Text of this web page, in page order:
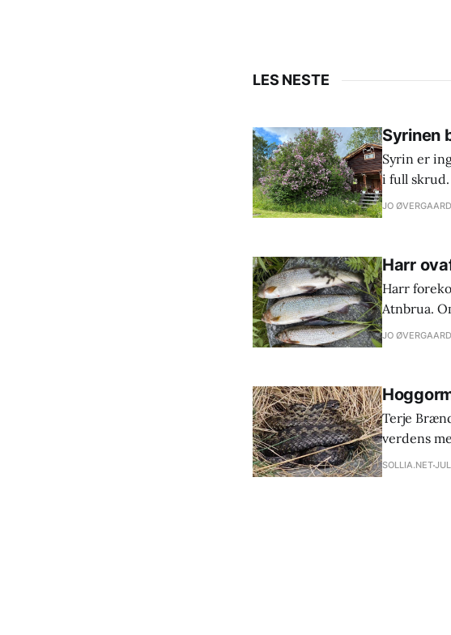
LES NESTE
Syrinen
Syrin er
i full
juli. Jeg
JO ØVERGAARD
Harr
Harr
Atnbrua.
fossen av
JO ØVERGAARD
Terje
verdens
mange
SOLLIA.NET